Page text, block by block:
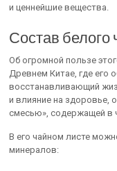
и ценнейшие вещества.
Состав белого
Об огромной пользе
Древнем Китае, где его
восстанавливающий
и влияние на здоровье,
смесью», содержащей в
В его чайном листе
минералов: